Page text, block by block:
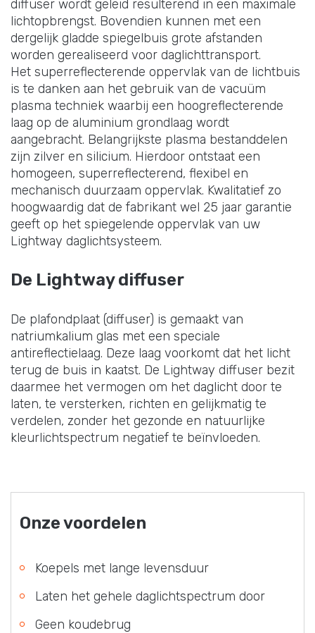
diffuser wordt geleid resulterend in een maximale
lichtopbrengst. Bovendien kunnen met een
dergelijk gladde spiegelbuis grote afstanden
worden gerealiseerd voor daglichttransport.
Het superreflecterende oppervlak van de lichtbuis
is te danken aan het gebruik van de vacuüm
plasma techniek waarbij een hoogreflecterende
laag op de aluminium grondlaag wordt
aangebracht. Belangrijkste plasma bestanddelen
zijn zilver en silicium. Hierdoor ontstaat een
homogeen, superreflecterend, flexibel en
mechanisch duurzaam oppervlak. Kwalitatief zo
hoogwaardig dat de fabrikant wel 25 jaar garantie
geeft op het spiegelende oppervlak van uw
Lightway daglichtsysteem.
De Lightway diffuser
De plafondplaat (diffuser) is gemaakt van
natriumkalium glas met een speciale
antireflectielaag. Deze laag voorkomt dat het licht
terug de buis in kaatst. De Lightway diffuser bezit
daarmee het vermogen om het daglicht door te
laten, te versterken, richten en gelijkmatig te
verdelen, zonder het gezonde en natuurlijke
kleurlichtspectrum negatief te beïnvloeden.
Onze voordelen
Koepels met lange levensduur
Laten het gehele daglichtspectrum door
Geen koudebrug